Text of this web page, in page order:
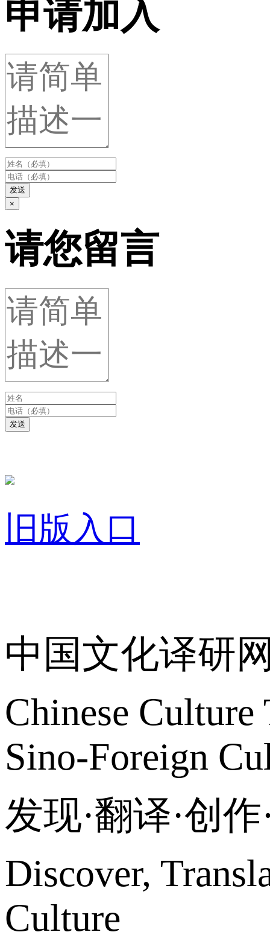
申请加入
发送
×
请您留言
发送
旧版入口
中国文化译研
Chinese
Sino-Foreign
发现·翻译·创
Discover,
Culture